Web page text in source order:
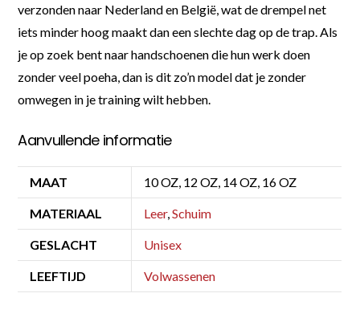
verzonden naar Nederland en België, wat de drempel net
iets minder hoog maakt dan een slechte dag op de trap. Als
je op zoek bent naar handschoenen die hun werk doen
zonder veel poeha, dan is dit zo’n model dat je zonder
omwegen in je training wilt hebben.
Aanvullende informatie
MAAT 10 OZ, 12 OZ, 14 OZ, 16 OZ
MATERIAAL Leer,Schuim
GESLACHT Unisex
LEEFTIJD Volwassenen